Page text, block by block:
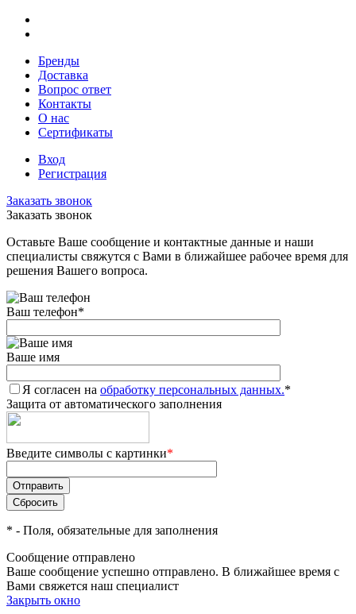
Бренды
Доставка
Вопрос ответ
Контакты
О нас
Сертификаты
Вход
Регистрация
Заказать звонок
Заказать звонок
Оставьте Ваше сообщение и контактные данные и наши
специалисты свяжутся с Вами в ближайшее рабочее время для
решения Вашего вопроса.
Ваш телефон*
Ваше имя
Я согласен на обработку персональных данных.*
Защита от автоматического заполнения
Введите символы с картинки*
* - Поля, обязательные для заполнения
Сообщение отправлено
Ваше сообщение успешно отправлено. В ближайшее время с
Вами свяжется наш специалист
Закрыть окно